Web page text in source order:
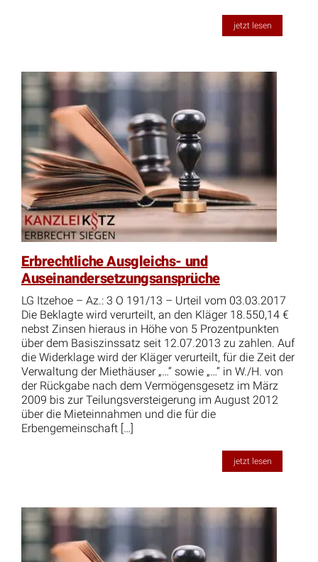
jetzt lesen
Erbrechtliche Ausgleichs- und
Auseinandersetzungsansprüche
LG Itzehoe – Az.: 3 O 191/13 – Urteil vom 03.03.2017
Die Beklagte wird verurteilt, an den Kläger 18.550,14 €
nebst Zinsen hieraus in Höhe von 5 Prozentpunkten
über dem Basiszinssatz seit 12.07.2013 zu zahlen. Auf
die Widerklage wird der Kläger verurteilt, für die Zeit der
Verwaltung der Miethäuser „…“ sowie „…“ in W./H. von
der Rückgabe nach dem Vermögensgesetz im März
2009 bis zur Teilungsversteigerung im August 2012
über die Mieteinnahmen und die für die
Erbengemeinschaft […]
jetzt lesen